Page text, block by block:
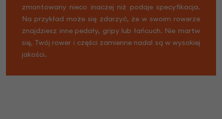
zmontowany nieco inaczej niż podaje specyfikacja.
Na przykład może się zdarzyć, że w swoim rowerze
znajdziesz inne pedały, gripy lub łańcuch. Nie martw
się, Twój rower i części zamienne nadal są w wysokiej
jakości.